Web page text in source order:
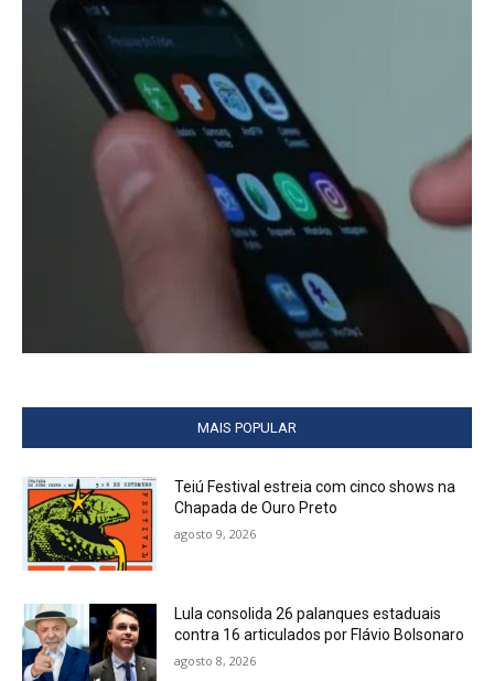
MAIS POPULAR
Teiú Festival estreia com cinco shows na
Chapada de Ouro Preto
agosto 9, 2026
Lula consolida 26 palanques estaduais
contra 16 articulados por Flávio Bolsonaro
agosto 8, 2026